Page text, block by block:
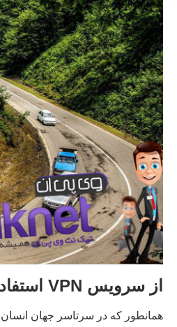
از سرویس VPN استفاده کنید تا در بیرون از خانه جذاب به نظر برسید
همانطور که در سرتاسر جهان